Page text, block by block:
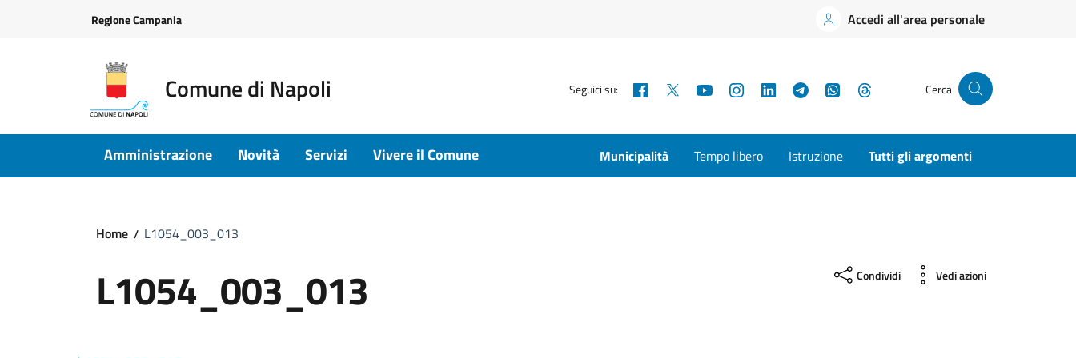
Regione Campania Accedi all'area personale
Comune di Napoli Seguici su: Facebook YouTubeInstagramLinkedInTelegramWhatsApp Cerca
Amministrazione Novità Servizi Vivere il Comune Municipalità Tempo libero Istruzione Tutti gli argomenti
Home L1054_003_013
L1054_003_013 Condividi Vedi azioni